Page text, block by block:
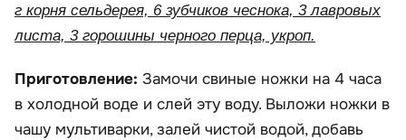
г корня сельдерея, 6 зубчиков чеснока, 3 лавровых
листа, 3 горошины черного перца, укроп.
Приготовление: Замочи свиные ножки на 4 часа
в холодной воде и слей эту воду. Выложи ножки в
чашу мультиварки, залей чистой водой, добавь